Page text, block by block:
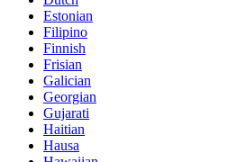
Estonian
Filipino
Finnish
Frisian
Galician
Georgian
Gujarati
Haitian
Hausa